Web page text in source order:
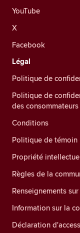
YouTube
X
Facebook
Légal
Politique de
Politique de
des consommateurs
Conditions
Politique de témoin
Propriété
Règles de la
Renseignements
Information sur la
Déclaration